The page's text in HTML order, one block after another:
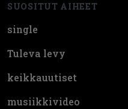
SUOSITUT AIHEET
single
Tuleva levy
keikkauutiset
musiikkivideo